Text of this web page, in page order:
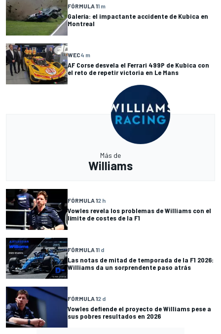
FÓRMULA 11 m
Galería: el impactante accidente de Kubica en
Montreal
WEC4 m
AF Corse desvela el Ferrari 499P de Kubica con
el reto de repetir victoria en Le Mans
Más de
Williams
FÓRMULA 12 h
Vowles revela los problemas de Williams con el
límite de costes de la F1
FÓRMULA 11 d
Las notas de mitad de temporada de la F1 2026:
Williams da un sorprendente paso atrás
FÓRMULA 12 d
Vowles defiende el proyecto de Williams pese a
sus pobres resultados en 2026